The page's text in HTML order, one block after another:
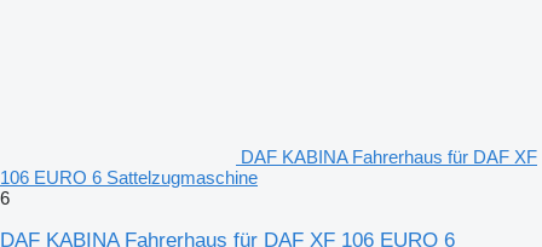
DAF KABINA Fahrerhaus für DAF XF
106 EURO 6 Sattelzugmaschine
6
DAF KABINA Fahrerhaus für DAF XF 106 EURO 6